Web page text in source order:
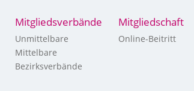
Mitgliedsverbände
Unmittelbare
Mittelbare
Bezirksverbände
Mitgliedschaft
Online-Beitritt